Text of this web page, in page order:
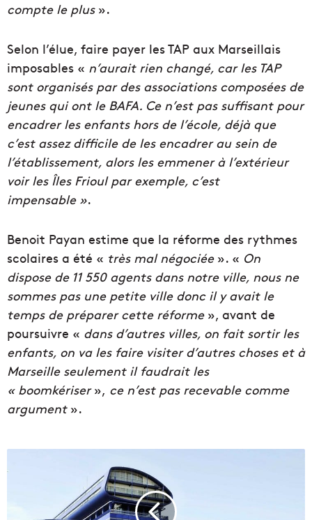
compte le plus».
Selon l’élue, faire payer les TAP aux Marseillais
imposables « n’aurait rien changé, car les TAP
sont organisés par des associations composées de
jeunes qui ont le BAFA. Ce n’est pas suffisant pour
encadrer les enfants hors de l’école, déjà que
c’est assez difficile de les encadrer au sein de
l’établissement, alors les emmener à l’extérieur
voir les Îles Frioul par exemple, c’est
impensable ».
Benoit Payan estime que la réforme des rythmes
scolaires a été « très mal négociée». « On
dispose de 11 550 agents dans notre ville, nous ne
sommes pas une petite ville donc il y avait le
temps de préparer cette réforme», avant de
poursuivre « dans d’autres villes, on fait sortir les
enfants, on va les faire visiter d’autres choses et à
Marseille seulement il faudrait les
« boomkériser», ce n’est pas recevable comme
argument».
u